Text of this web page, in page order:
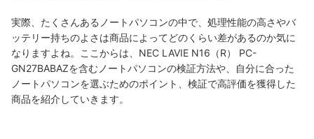
実際、たくさんあるノートパソコンの中で、処理性能の高さやバ
ッテリー持ちのよさは商品によってどのくらい差があるのか気に
なりますよね。ここからは、NEC LAVIE N16（R） PC-
GN27BABAZを含むノートパソコンの検証方法や、自分に合った
ノートパソコンを選ぶためのポイント、検証で高評価を獲得した
商品を紹介していきます。